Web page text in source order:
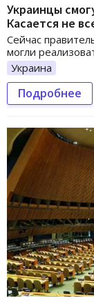
Украинцы
Касается не
Сейчас
могли
Украина
Подробнее